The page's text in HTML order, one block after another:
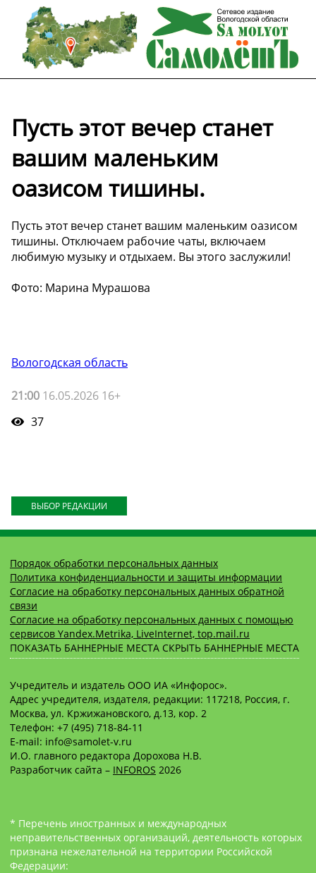
Пусть этот вечер станет
вашим маленьким
оазисом тишины.
Пусть этот вечер станет вашим маленьким оазисом
тишины. Отключаем рабочие чаты, включаем
любимую музыку и отдыхаем. Вы этого заслужили!
Фото: Марина Мурашова
Вологодская область
21:00 16.05.2026 16+
37
ВЫБОР РЕДАКЦИИ
Порядок обработки персональных данных
Политика конфиденциальности и защиты информации
Согласие на обработку персональных данных обратной
связи
Согласие на обработку персональных данных с помощью
сервисов Yandex.Metrika, LiveInternet, top.mail.ru
ПОКАЗАТЬ БАННЕРНЫЕ МЕСТА СКРЫТЬ БАННЕРНЫЕ МЕСТА
Учредитель и издатель ООО ИА «Инфорос».
Адрес учредителя, издателя, редакции: 117218, Россия, г.
Москва, ул. Кржижановского, д.13, кор. 2
Телефон: +7 (495) 718-84-11
E-mail: info@samolet-v.ru
И.О. главного редактора Дорохова Н.В.
Разработчик сайта – INFOROS 2026
* Перечень иностранных и международных
неправительственных организаций, деятельность которых
признана нежелательной на территории Российской
Федерации: